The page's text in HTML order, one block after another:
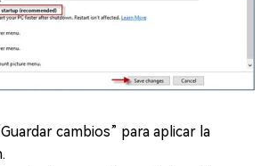
cambios” para aplicar la